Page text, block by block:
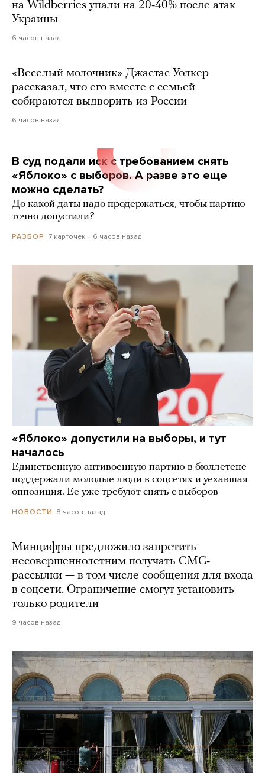
на Wildberries упали на 20-40% после атак
Украины
6 часов назад
«Веселый молочник» Джастас Уолкер
рассказал, что его вместе с семьей
собираются выдворить из России
6 часов назад
В суд подали иск с требованием снять
«Яблоко» с выборов. А разве это еще
можно сделать?
До какой даты надо продержаться, чтобы партию
точно допустили?
РАЗБОР 7 карточек 6 часов назад
«Яблоко» допустили на выборы, и тут
началось
Единственную антивоенную партию в бюллетене
поддержали молодые люди в соцсетях и уехавшая
оппозиция. Ее уже требуют снять с выборов
НОВОСТИ 8 часов назад
Минцифры предложило запретить
несовершеннолетним получать СМС-
рассылки — в том числе сообщения для входа
в соцсети. Ограничение смогут установить
только родители
9 часов назад